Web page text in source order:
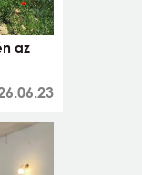
az